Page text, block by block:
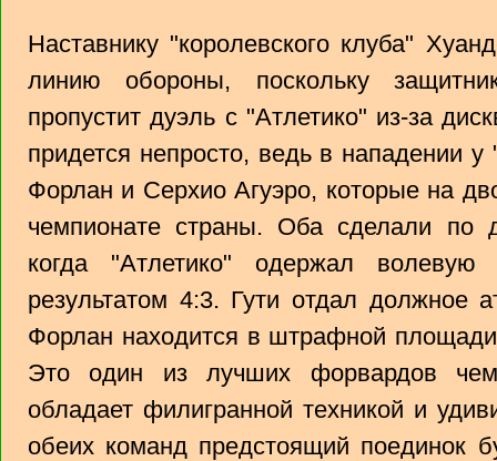
Наставнику "королевского клуба"
линию обороны, поскольку
пропустит дуэль с "Атлетико" из-за
придется непросто, ведь в нападении
Форлан и Серхио Агуэро, которые на
чемпионате страны. Оба сделали
когда "Атлетико" одержал
результатом 4:3. Гути отдал должное
Форлан находится в штрафной
Это один из лучших форвардов
обладает филигранной техникой и
обеих команд предстоящий поединок